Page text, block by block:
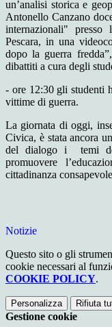
un’analisi storica e
Antonello Canzano
internazionali"
Pescara, in una
dopo la guerra
dibattiti a cura degli
- ore 12:30 gli studenti
vittime di guerra.
La giornata di oggi,
Civica, è stata ancora
del dialogo i temi
promuovere
cittadinanza
Notizie
Questo sito o gli
cookie necessari al
COOKIE POLICY.
Personalizza Rifiuta
Gestione cookie